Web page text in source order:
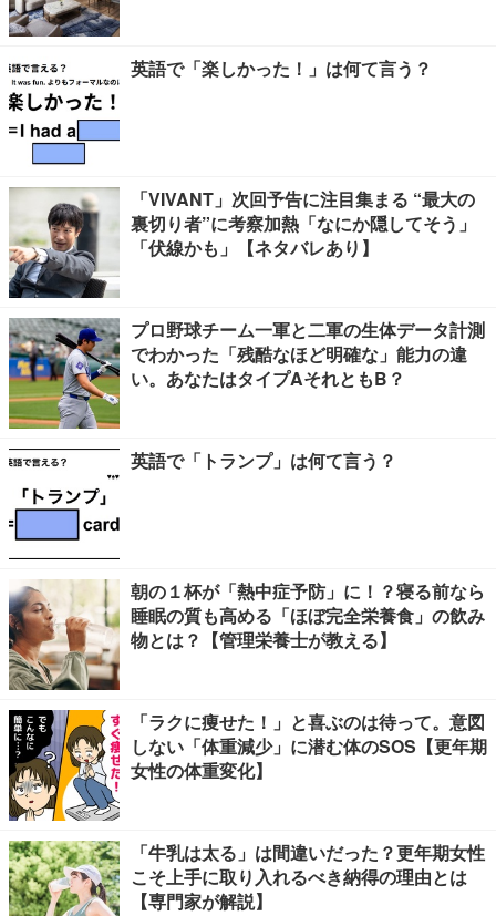
英語で「楽しかった！」は何て言う？
「VIVANT」次回予告に注目集まる “最大の
裏切り者”に考察加熱「なにか隠してそう」
「伏線かも」【ネタバレあり】
プロ野球チーム一軍と二軍の生体データ計測
でわかった「残酷なほど明確な」能力の違
い。あなたはタイプAそれともB？
英語で「トランプ」は何て言う？
朝の１杯が「熱中症予防」に！？寝る前なら
睡眠の質も高める「ほぼ完全栄養食」の飲み
物とは？【管理栄養士が教える】
「ラクに痩せた！」と喜ぶのは待って。意図
しない「体重減少」に潜む体のSOS【更年期
女性の体重変化】
「牛乳は太る」は間違いだった？更年期女性
こそ上手に取り入れるべき納得の理由とは
【専門家が解説】